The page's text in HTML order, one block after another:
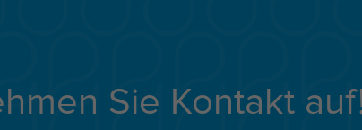
Sie Kontakt